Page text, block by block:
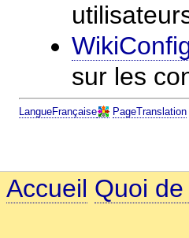
sur les
LangueFrançaise PageTranslation
Accueil Quoi